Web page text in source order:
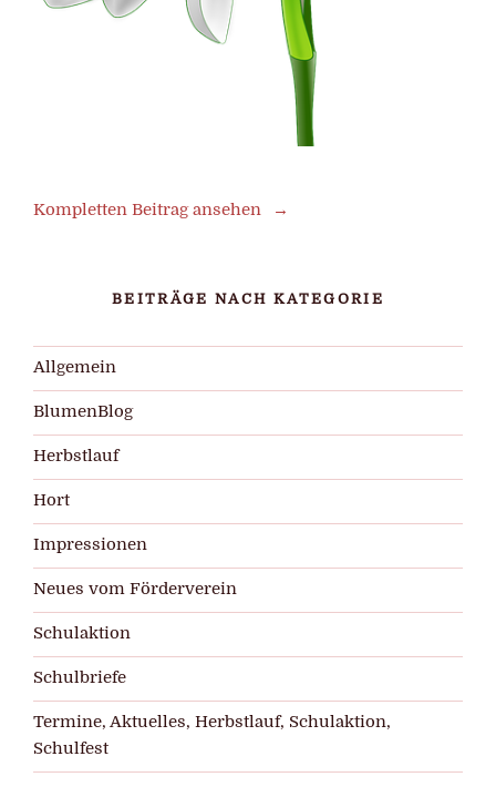
Kompletten Beitrag ansehen
BEITRÄGE NACH KATEGORIE
Allgemein
BlumenBlog
Herbstlauf
Hort
Impressionen
Neues vom Förderverein
Schulaktion
Schulbriefe
Termine, Aktuelles, Herbstlauf, Schulaktion,
Schulfest